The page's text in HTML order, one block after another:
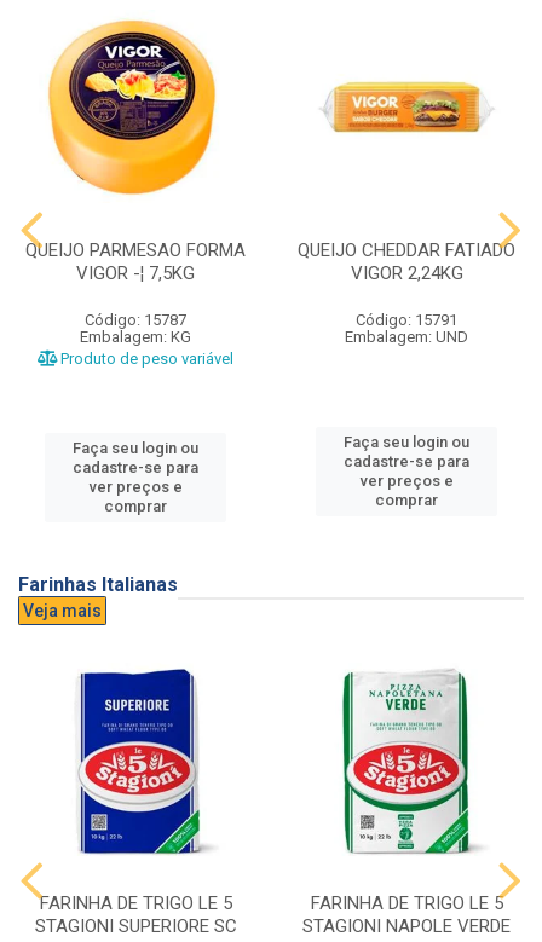
QUEIJO PARMESAO FORMA
VIGOR -¦ 7,5KG
Código: 15787
Embalagem: KG
Produto de peso variável
Faça seu login ou
cadastre-se para
ver preços e
comprar
QUEIJO CHEDDAR FATIADO
VIGOR 2,24KG
Código: 15791
Embalagem: UND
Faça seu login ou
cadastre-se para
ver preços e
comprar
Farinhas Italianas
Veja mais
FARINHA DE TRIGO LE 5
STAGIONI SUPERIORE SC
FARINHA DE TRIGO LE 5
STAGIONI NAPOLE VERDE